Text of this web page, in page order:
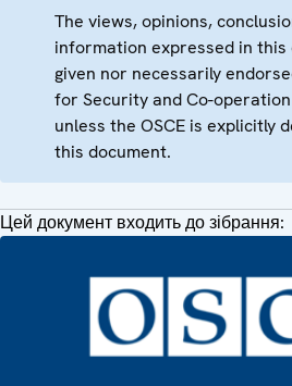
The views, opinions,
information expressed in
given nor necessarily
for Security and Co-operation
unless the OSCE is explicitly
this document.
Цей документ входить до зібрання: